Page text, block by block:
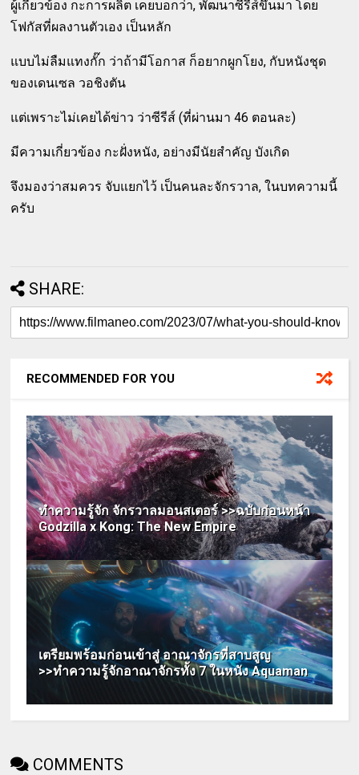
ผู้เกี่ยวข้อง กะการผลิต เคยบอกว่า, พัฒนาซีรีส์ขึ้นมา โดย
โฟกัสที่ผลงานตัวเอง เป็นหลัก
แบบไม่ลืมแทงกั๊ก ว่าถ้ามีโอกาส ก็อยากผูกโยง, กับหนังชุด
ของเดนเซล วอชิงตัน
แต่เพราะไม่เคยได้ข่าว ว่าซีรีส์ (ที่ผ่านมา 46 ตอนละ)
มีความเกี่ยวข้อง กะฝั่งหนัง, อย่างมีนัยสำคัญ บังเกิด
จึงมองว่าสมควร จับแยกไว้ เป็นคนละจักรวาล, ในบทความนี้
ครับ
SHARE:
RECOMMENDED FOR YOU
ทำความรู้จัก จักรวาลมอนสเตอร์ >>ฉบับก่อนหน้า
Godzilla x Kong: The New Empire
เตรียมพร้อมก่อนเข้าสู่ อาณาจักรที่สาบสูญ
>>ทำความรู้จักอาณาจักรทั้ง 7 ในหนัง Aquaman
COMMENTS